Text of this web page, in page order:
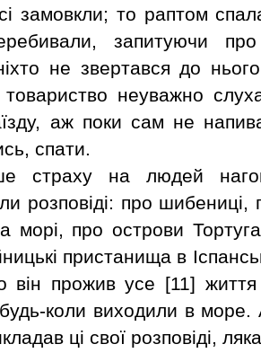
замовкли; то раптом
запитуючи
не звертався до
неуважно
аж поки сам не
спати.
страху на людей
розповіді: про шибениці,
морі, про острови
пристанища в
він прожив усе [11] життя
будь-коли виходили в
ці свої розповіді,